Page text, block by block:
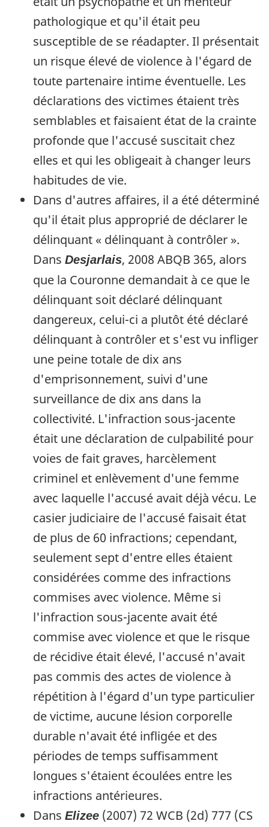
pathologique et qu'il était peu
susceptible de se réadapter. Il présentait
un risque élevé de violence à l'égard de
toute partenaire intime éventuelle. Les
déclarations des victimes étaient très
semblables et faisaient état de la crainte
profonde que l'accusé suscitait chez
elles et qui les obligeait à changer leurs
habitudes de vie.
Dans d'autres affaires, il a été déterminé
qu'il était plus approprié de déclarer le
délinquant « délinquant à contrôler ».
Dans Desjarlais, 2008 ABQB 365, alors
que la Couronne demandait à ce que le
délinquant soit déclaré délinquant
dangereux, celui-ci a plutôt été déclaré
délinquant à contrôler et s'est vu infliger
une peine totale de dix ans
d'emprisonnement, suivi d'une
surveillance de dix ans dans la
collectivité. L'infraction sous-jacente
était une déclaration de culpabilité pour
voies de fait graves, harcèlement
criminel et enlèvement d'une femme
avec laquelle l'accusé avait déjà vécu. Le
casier judiciaire de l'accusé faisait état
de plus de 60 infractions; cependant,
seulement sept d'entre elles étaient
considérées comme des infractions
commises avec violence. Même si
l'infraction sous-jacente avait été
commise avec violence et que le risque
de récidive était élevé, l'accusé n'avait
pas commis des actes de violence à
répétition à l'égard d'un type particulier
de victime, aucune lésion corporelle
durable n'avait été infligée et des
périodes de temps suffisamment
longues s'étaient écoulées entre les
infractions antérieures.
Dans Elizee (2007) 72 WCB (2d) 777 (CS